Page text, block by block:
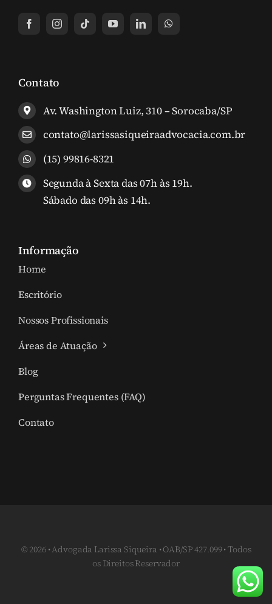
Contato
Av. Washington Luiz, 310 – Sorocaba/SP
contato@larissasiqueiraadvocacia.com.br
(15) 99816-8321
Segunda à Sexta das 07h às 19h.
Sábado das 09h às 14h.
Informação
Home
Escritório
Nossos Profissionais
Áreas de Atuação
Blog
Perguntas Frequentes (FAQ)
Contato
© 2026 • Advogada Larissa Siqueira • OAB/SP 427.099 • Todos
os Direitos Reservador